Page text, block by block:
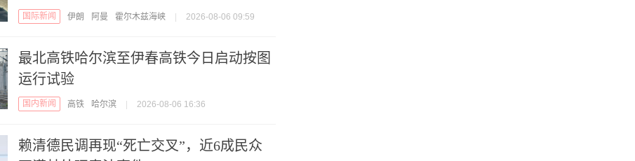
国际新闻 伊朗 阿曼 霍尔木兹海峡 2026-08-06 09:59
最北高铁哈尔滨至伊春高铁今日启动按图
运行试验
国内新闻 高铁 哈尔滨 2026-08-06 16:36
赖清德民调再现“死亡交叉”，近6成民众